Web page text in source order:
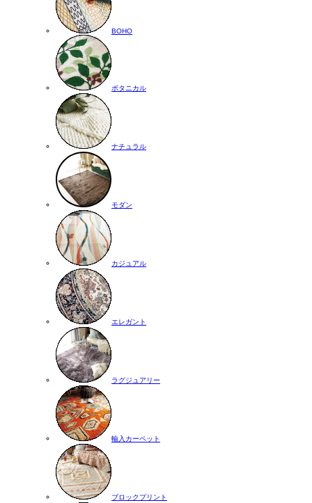
BOHO
ボタニカル
ナチュラル
モダン
カジュアル
エレガント
ラグジュアリー
輸入カーペット
ブロックプリント